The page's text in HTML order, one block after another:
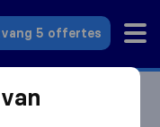
5 offertes
Den Haag